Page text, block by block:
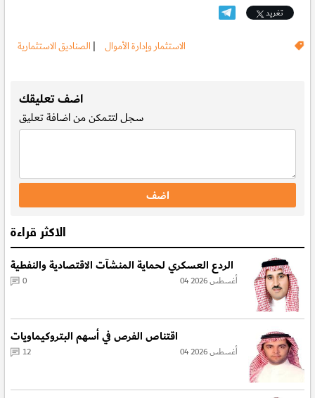
تغريد
الاستثمار وإدارة الأموال | الصناديق الاستثمارية
اضف تعليقك
سجللتتمكن من اضافة تعليق
الاكثر قراءة
الردع العسكري لحماية المنشآت الاقتصادية والنفطية
04 أغسطس 2026 0
اقتناص الفرص في أسهم البتروكيماويات
04 أغسطس 2026 12